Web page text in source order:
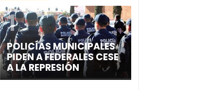
POLICÍAS MUNICIPALES
PIDEN A FEDERALES CESE
A LA REPRESIÓN